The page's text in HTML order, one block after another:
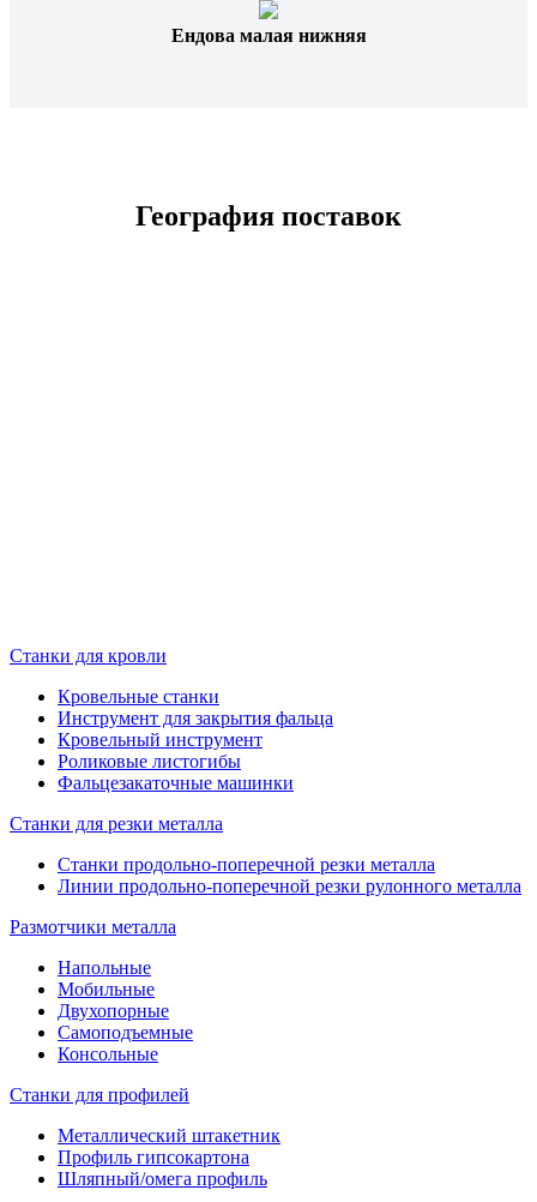
Ендова малая нижняя
География поставок
Станки для кровли
Кровельные станки
Инструмент для закрытия фальца
Кровельный инструмент
Роликовые листогибы
Фальцезакаточные машинки
Станки для резки металла
Станки продольно-поперечной резки металла
Линии продольно-поперечной резки рулонного металла
Размотчики металла
Напольные
Мобильные
Двухопорные
Самоподъемные
Консольные
Станки для профилей
Металлический штакетник
Профиль гипсокартона
Шляпный/омега профиль